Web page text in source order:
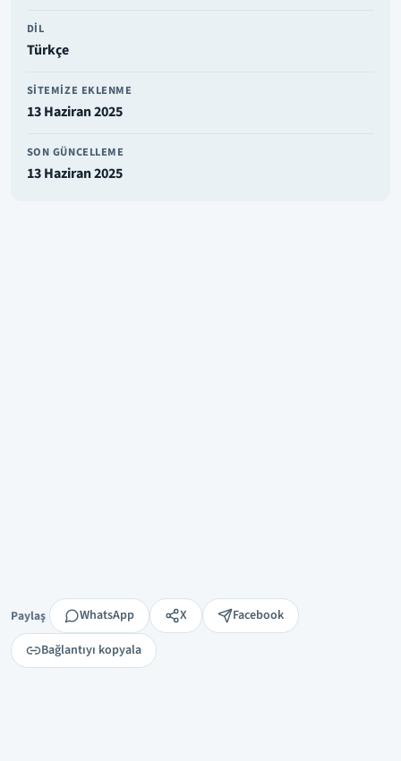
DIL
Türkçe
SITEMIZE EKLENME
13 Haziran 2025
SON GÜNCELLEME
13 Haziran 2025
Paylaş
Paylaş WhatsApp X
Facebook
Bağlantıyı kopyala